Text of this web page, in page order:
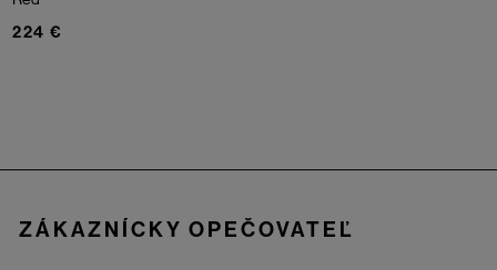
224 €
ZÁKAZNÍCKY OPEČOVATEĽ